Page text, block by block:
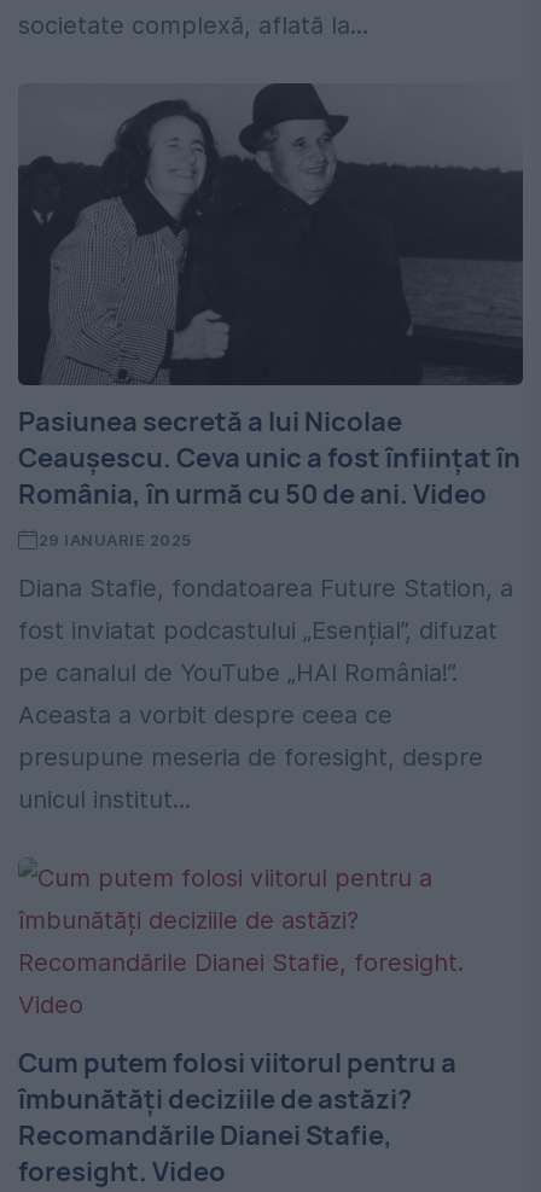
societate complexă, aflată la...
Pasiunea secretă a lui Nicolae
Ceaușescu. Ceva unic a fost înființat în
România, în urmă cu 50 de ani. Video
29 IANUARIE 2025
Diana Stafie, fondatoarea Future Station, a
fost inviatat podcastului „Esențial”, difuzat
pe canalul de YouTube „HAI România!”.
Aceasta a vorbit despre ceea ce
presupune meseria de foresight, despre
unicul institut...
Cum putem folosi viitorul pentru a
îmbunătăți deciziile de astăzi?
Recomandările Dianei Stafie,
foresight. Video